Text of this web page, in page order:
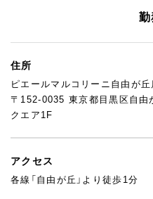
住所
ピエールマルコリーニ自由が丘
〒152-0035 東京都目黒区自由
クエア1F
アクセス
各線「自由が丘」より徒歩1分